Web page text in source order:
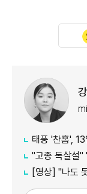
태풍 '찬홈', 13
"고종 독살설" "광
[영상] "나도 못